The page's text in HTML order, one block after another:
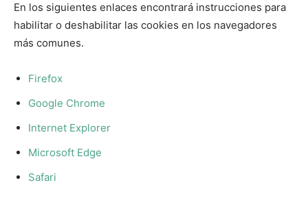
En los siguientes enlaces encontrará instrucciones para
habilitar o deshabilitar las cookies en los navegadores
más comunes.
Firefox
Google Chrome
Internet Explorer
Microsoft Edge
Safari